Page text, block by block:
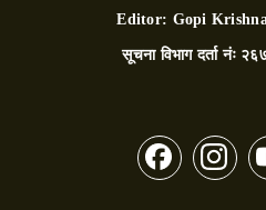
Editor: Gopi
सूचना विभाग दर्ता नंः